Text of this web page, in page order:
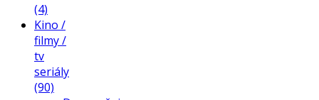
(4)
Kino /
filmy /
tv
seriály
(90)